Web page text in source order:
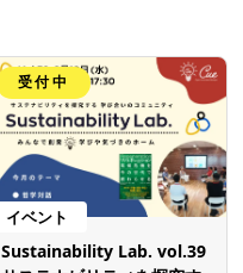
受付中
イベント
Sustainability Lab. vol.39